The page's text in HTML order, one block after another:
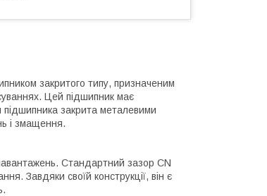
закритого типу, призначеним
Цей підшипник має
підшипника закрита металевими
і змащення.
Стандартний зазор CN
Завдяки своїй конструкції, він є